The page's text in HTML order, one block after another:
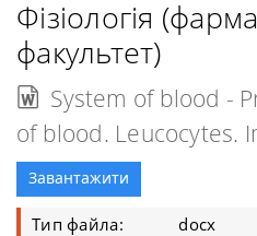
Фізіологія
факультет)
System of blood -
of blood. Leucocytes.
Завантажити
Тип файла:
docx